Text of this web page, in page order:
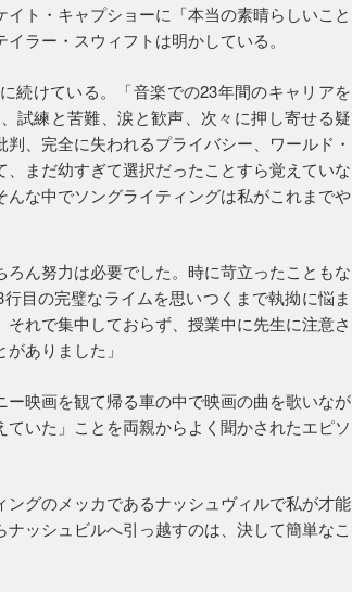
ト・キャプショーに「本当の素晴らしいこと
ラー・スウィフトは明かしている。
続けている。「音楽での23年間のキャリアを
試練と苦難、涙と歓声、次々に押し寄せる疑
、完全に失われるプライバシー、ワールド・
まだ幼すぎて選択だったことすら覚えていな
な中でソングライティングは私がこれまでや
ろん努力は必要でした。時に苛立ったこともな
目の完璧なライムを思いつくまで執拗に悩ま
れで集中しておらず、授業中に先生に注意さ
ありました」
映画を観て帰る車の中で映画の曲を歌いなが
いた」ことを両親からよく聞かされたエピソ
ングのメッカであるナッシュヴィルで私が才能
ッシュビルへ引っ越すのは、決して簡単なこ